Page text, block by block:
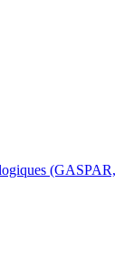
(GASPAR,